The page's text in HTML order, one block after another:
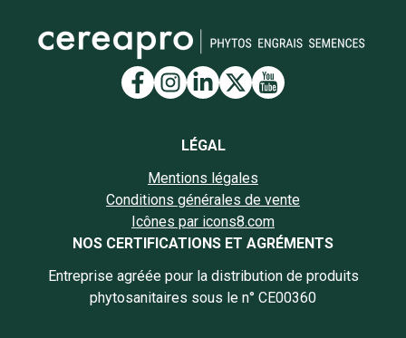
Lien vers la page
Lien vers la page
Lien vers la page
Lien vers la
Lien vers la
LÉGAL
Mentions légales
Conditions générales de vente
Icônes par icons8.com
NOS CERTIFICATIONS ET AGRÉMENTS
Entreprise agréée pour la distribution de produits
phytosanitaires sous le n° CE00360